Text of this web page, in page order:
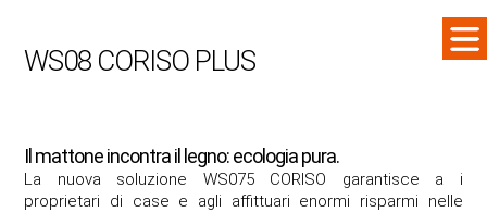
WS08 CORISO PLUS
Il mattone incontra il legno: ecologia pura.
La nuova soluzione WS075 CORISO garantisce a i
proprietari di case e agli affittuari enormi risparmi nelle